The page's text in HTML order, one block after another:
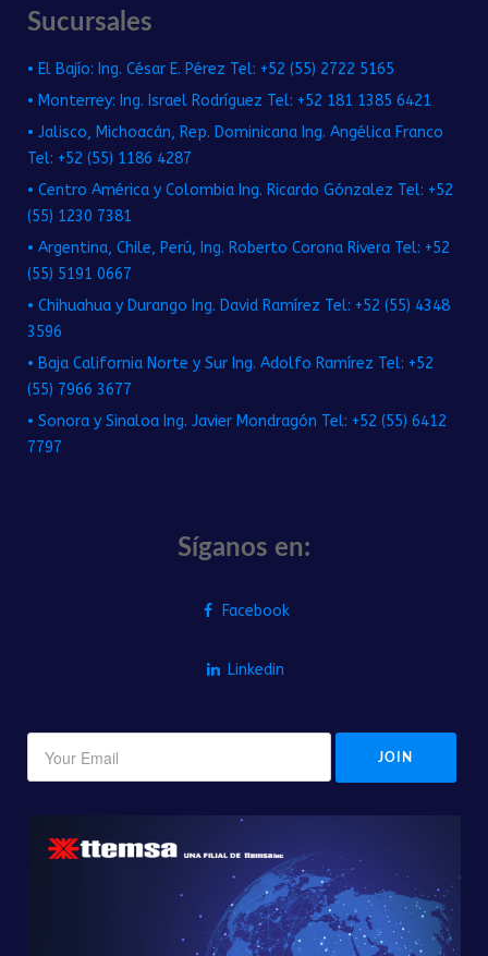
Sucursales
• El Bajío: Ing. César E. Pérez Tel: +52 (55) 2722 5165
• Monterrey: Ing. Israel Rodríguez Tel: +52 181 1385 6421
• Jalisco, Michoacán, Rep. Dominicana Ing. Angélica Franco
Tel: +52 (55) 1186 4287
• Centro América y Colombia Ing. Ricardo Gónzalez Tel: +52
(55) 1230 7381
• Argentina, Chile, Perú, Ing. Roberto Corona Rivera Tel: +52
(55) 5191 0667
• Chihuahua y Durango Ing. David Ramírez Tel: +52 (55) 4348
3596
• Baja California Norte y Sur Ing. Adolfo Ramírez Tel: +52
(55) 7966 3677
• Sonora y Sinaloa Ing. Javier Mondragón Tel: +52 (55) 6412
7797
Síganos en:
Facebook
Linkedin